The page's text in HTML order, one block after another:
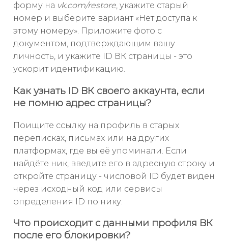
форму на vk.com/restore, укажите старый
номер и выберите вариант «Нет доступа к
этому номеру». Приложите фото с
документом, подтверждающим вашу
личность, и укажите ID ВК страницы - это
ускорит идентификацию.
Как узнать ID ВК своего аккаунта, если
не помню адрес страницы?
Поищите ссылку на профиль в старых
переписках, письмах или на других
платформах, где вы её упоминали. Если
найдёте ник, введите его в адресную строку и
откройте страницу - числовой ID будет виден
через исходный код или сервисы
определения ID по нику.
Что происходит с данными профиля ВК
после его блокировки?